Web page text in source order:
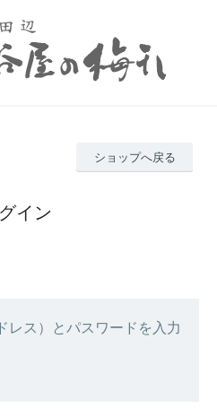
ショップへ戻る
イン
レス）とパスワードを入力